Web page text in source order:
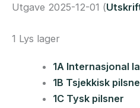
Utgave 2025-12-01 (
1 Lys lager
1A Internasjonal
1B Tsjekkisk
1C Tysk pilsner